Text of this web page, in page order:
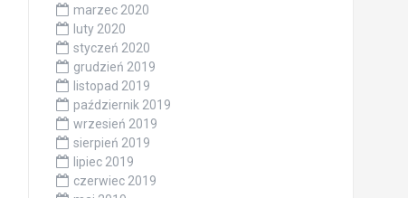
marzec 2020
luty 2020
styczeń 2020
grudzień 2019
listopad 2019
październik 2019
wrzesień 2019
sierpień 2019
lipiec 2019
czerwiec 2019